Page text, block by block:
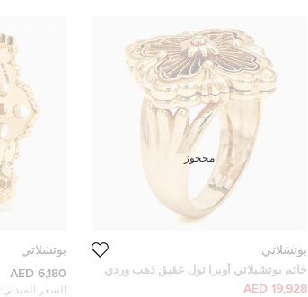
بوتشلاتي
خاتم بوتشيلاتي أوبرا تول عقيق ذهب وردي
عيار 18 مقاس 53
19,928 AED
محجوز
بوتشلاتي
6,180 AED
السعر المبدئي: